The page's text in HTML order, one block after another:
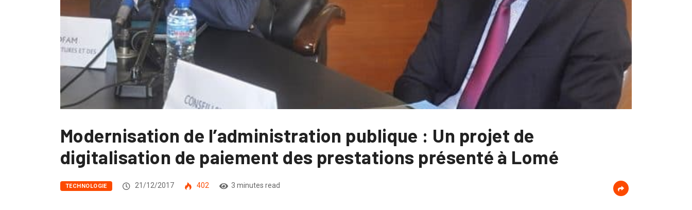
Modernisation de l’administration publique : Un projet de
digitalisation de paiement des prestations présenté à Lomé
TECHNOLOGIE 21/12/2017 402 3 minutes read